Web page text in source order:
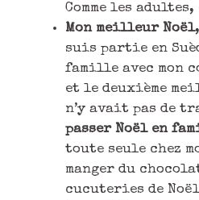
Comme les
Mon meilleur Noël
suis partie en
famille avec mon
et le deuxième
n’y avait pas de
passer Noël en
toute seule chez
manger du
cucuteries de